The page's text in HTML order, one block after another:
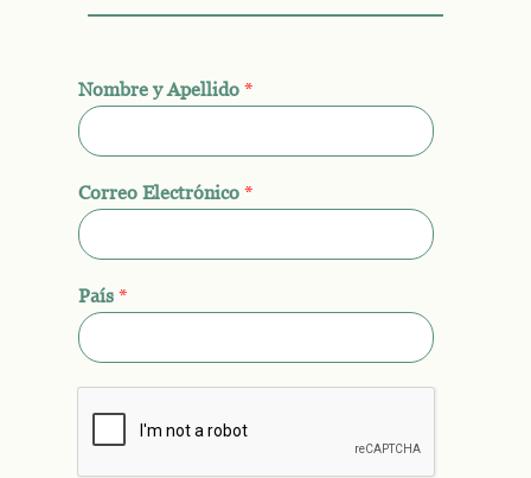
Nombre y Apellido *
Correo Electrónico *
País *